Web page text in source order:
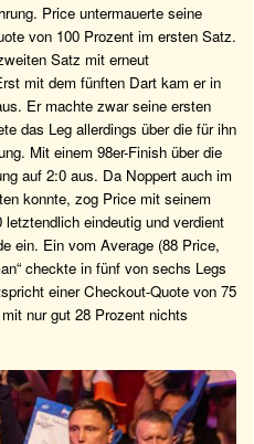
Price untermauerte seine
von 100 Prozent im ersten Satz.
Satz mit erneut
mit dem fünften Dart kam er in
Er machte zwar seine ersten
das Leg allerdings über die für ihn
Mit einem 98er-Finish über die
auf 2:0 aus. Da Noppert auch im
konnte, zog Price mit seinem
eindeutig und verdient
ein. Ein vom Average (88 Price,
checkte in fünf von sechs Legs
einer Checkout-Quote von 75
nur gut 28 Prozent nichts